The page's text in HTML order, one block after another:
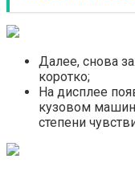
Далее, снова
коротко;
На дисплее
кузовом
степени